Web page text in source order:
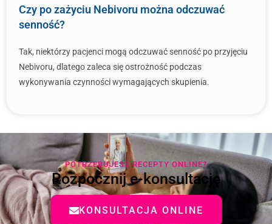
Czy po zażyciu Nebivoru można odczuwać
senność?
Tak, niektórzy pacjenci mogą odczuwać senność po przyjęciu
Nebivoru, dlatego zaleca się ostrożność podczas
wykonywania czynności wymagających skupienia.
POTRZEBUJESZ RECEPTY ONLINE?
Rozpocznij e-konsultację
KONSULTACJA ONLINE